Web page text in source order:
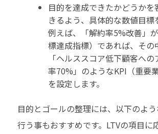
目的を達成できたかどうかを
きるよう、具体的な数値目標
例えば、「解約率5%改善」
標達成指標）であれば、その
「ヘルススコア低下顧客へ
率70%」のようなKPI（重要
を設定します。
目的とゴールの整理には、以下のよ
行う事もおすすめです。LTVの項目に